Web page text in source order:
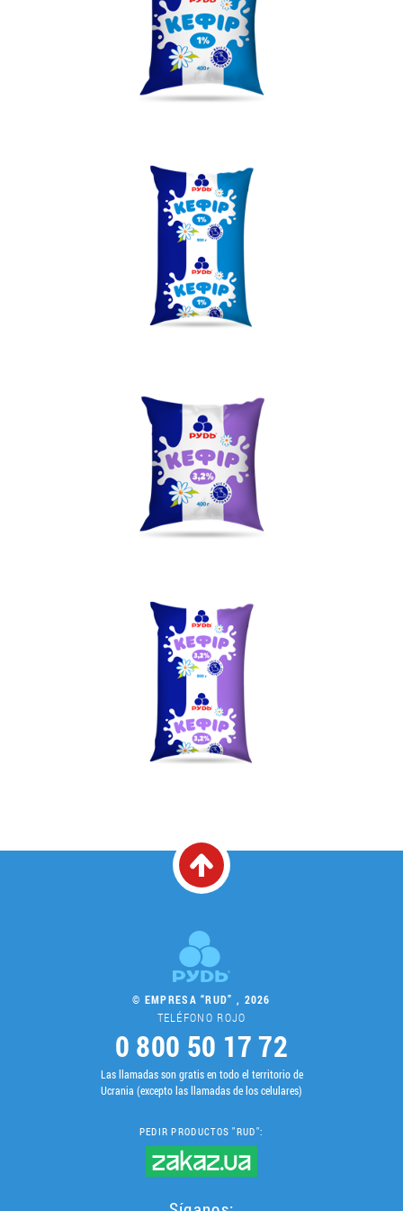
LLEGAR A SER SOCIO
0412 48 28 17
0412 42 29 23
© EMPRESA “RUD” , 2026
TELÉFONO ROJO
0 800 50 17 72
Las llamadas son gratis en todo el territorio de
Ucrania (excepto las llamadas de los celulares)
PEDIR PRODUCTOS "RUD":